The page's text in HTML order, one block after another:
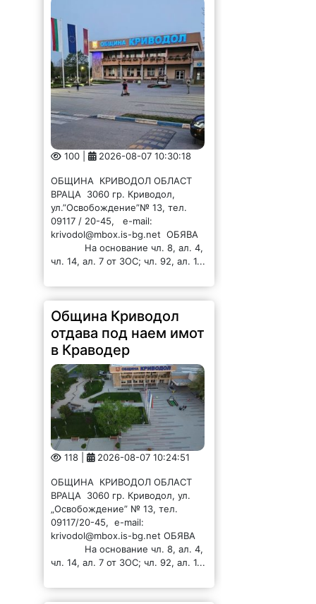
100 | 2026-08-07 10:30:18
ОБЩИНА КРИВОДОЛ ОБЛАСТ
ВРАЦА 3060 гр. Криводол,
ул.”Освобождение”№ 13, тел.
09117 / 20-45, e-mail:
krivodol@mbox.is-bg.net ОБЯВА
На основание чл. 8, ал. 4,
чл. 14, ал. 7 от ЗОС; чл. 92, ал. 1...
Община Криводол
отдава под наем имот
в Краводер
118 | 2026-08-07 10:24:51
ОБЩИНА КРИВОДОЛ ОБЛАСТ
ВРАЦА 3060 гр. Криводол, ул.
„Освобождение” № 13, тел.
09117/20-45, e-mail:
krivodol@mbox.is-bg.net ОБЯВА
На основание чл. 8, ал. 4,
чл. 14, ал. 7 от ЗОС; чл. 92, ал. 1...